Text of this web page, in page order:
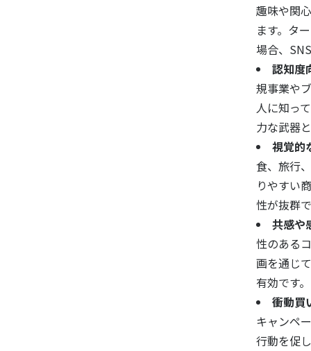
趣味や関
ます。タ
場合、
認知度
規事業や
人に知っ
力な武器
視覚的
食、旅行
りやすい
性が抜群
共感や
性のある
画を通じ
有効です。
衝動買
キャンペ
行動を促